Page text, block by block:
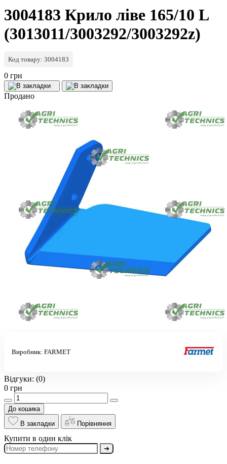
3004183 Крило ліве 165/10 L
(3013011/3003292/3003292z)
Код товару: 3004183
0 грн
Продано
Виробник: FARMET
Відгуки: (0)
0 грн
До кошика
В закладки
Порівняння
Купити в один клік
➔